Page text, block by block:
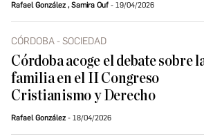
Rafael González ,Samira Ouf 19/04/2026
CÓRDOBA - SOCIEDAD
Córdoba acoge el debate sobre
familia en el II Congreso
Cristianismo y Derecho
Rafael González 18/04/2026